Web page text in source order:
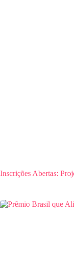
Inscrições Abertas: